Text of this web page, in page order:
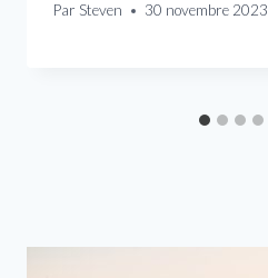
Par Steven 30 novembre 2023